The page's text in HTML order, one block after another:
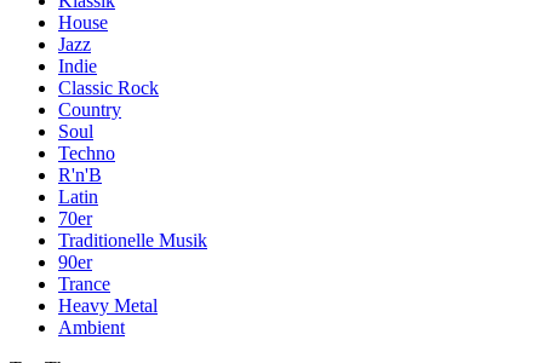
House
Jazz
Indie
Classic Rock
Country
Soul
Techno
R'n'B
Latin
70er
Traditionelle Musik
90er
Trance
Heavy Metal
Ambient